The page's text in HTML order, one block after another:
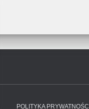
POLITYKA PRYWATNOŚCI